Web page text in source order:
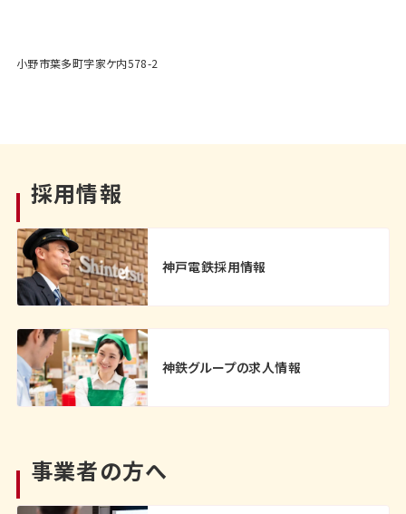
小野市葉多町字家ケ内578-2
採用情報
神戸電鉄採用情報
神鉄グループの求人情報
事業者の方へ